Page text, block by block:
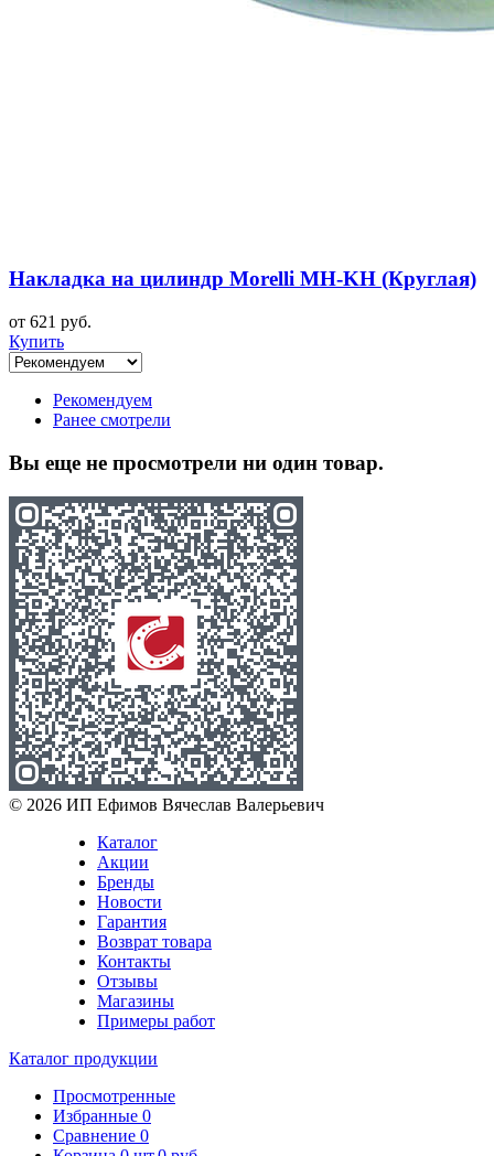
Накладка на цилиндр Morelli MH-KH (Круглая)
от 621 руб.
Купить
Рекомендуем
Ранее смотрели
Вы еще не просмотрели ни один товар.
© 2026 ИП Ефимов Вячеслав Валерьевич
Каталог
Акции
Бренды
Новости
Гарантия
Возврат товара
Контакты
Отзывы
Магазины
Примеры работ
Каталог продукции
Просмотренные
Избранные 0
Сравнение 0